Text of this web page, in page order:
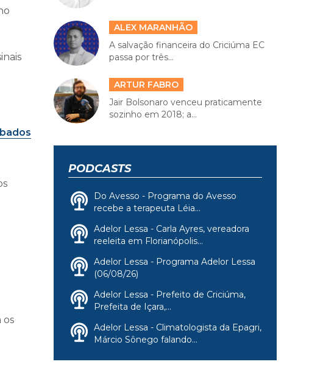
os
ALEX MARANHÃO
A salvação financeira do Criciúma EC
passa por três...
ARTUR FABRO
Jair Bolsonaro venceu praticamente
sozinho em 2018; a...
PODCASTS
Do Avesso - Programa do Avesso
recebe a terapeuta Léia...
Adelor Lessa - Carla Ayres, vereadora
reeleita em Florianópolis...
Adelor Lessa - Programa Adelor Lessa
(06/08/26)
Adelor Lessa - Prefeito de Criciúma,
Prefeita de Içara,...
Adelor Lessa - Climatologista da Epagri,
Márcio Sônego falando...